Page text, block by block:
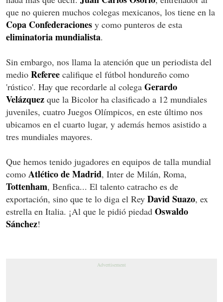
que no quieren muchos colegas mexicanos, los tiene en la
Copa Confederaciones y como punteros de esta
eliminatoria mundialista.
Sin embargo, nos llama la atención que un periodista del
medio Referee califique el fútbol hondureño como
'rústico'. Hay que recordarle al colega Gerardo
Velázquez que la Bicolor ha clasificado a 12 mundiales
juveniles, cuatro Juegos Olímpicos, en este último nos
ubicamos en el cuarto lugar, y además hemos asistido a
tres mundiales mayores.
Que hemos tenido jugadores en equipos de talla mundial
como Atlético de Madrid, Inter de Milán, Roma,
Tottenham, Benfica... El talento catracho es de
exportación, sino que te lo diga el Rey David Suazo, ex
estrella en Italia. ¡Al que le pidió piedad Oswaldo
Sánchez!